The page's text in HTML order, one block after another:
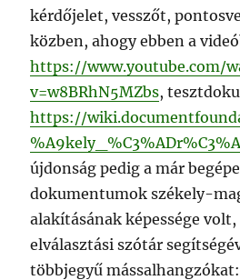
kérdőjelet, vesszőt,
közben, ahogy ebben a
https://www.youtube.com/
v=w8BRhN5MZbs,
https://
újdonság pedig a már
dokumentumok székely-
alakításának képessége
elválasztási szótár
többjegyű mássalhangzókat: